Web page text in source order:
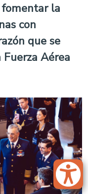
la
con
que se
Aérea